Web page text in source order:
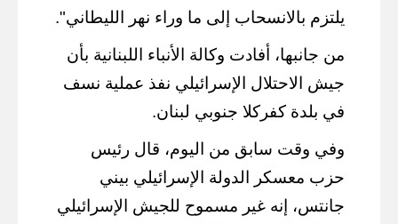
يلتزم بالانسحاب إلى ما وراء نهر الليطاني".
من جانبها، أفادت وكالة الأنباء اللبنانية بأن
جيش الاحتلال الإسرائيلي نفذ عملية نسف
في بلدة كفركلا جنوبي لبنان.
وفي وقت سابق من اليوم، قال رئيس
حزب معسكر الدولة الإسرائيلي بيني
جانتس، إنه غير مسموح للجيش الإسرائيلي